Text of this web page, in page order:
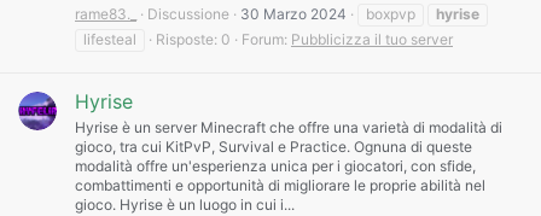
rame83._
Discussione 30 Marzo 2024 boxpvp
hyrise
lifesteal
Risposte: 0 Forum: Pubblicizza il tuo server
Hyrise
Hyrise è un server Minecraft che offre una varietà di modalità di
gioco, tra cui KitPvP, Survival e Practice. Ognuna di queste
modalità offre un'esperienza unica per i giocatori, con sfide,
combattimenti e opportunità di migliorare le proprie abilità nel
gioco. Hyrise è un luogo in cui i...